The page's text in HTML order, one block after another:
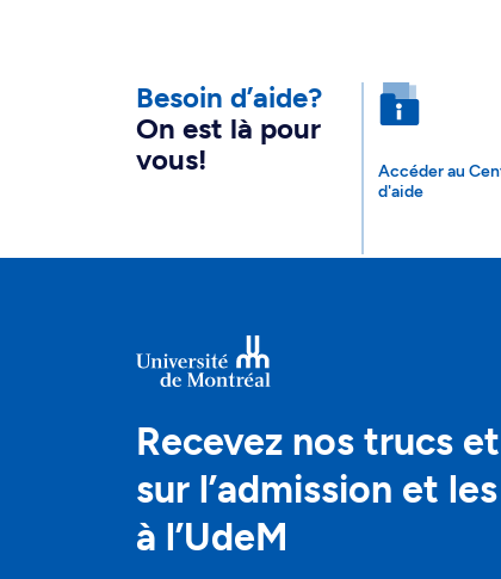
Besoin d’aide?
On est là pour
vous!
Accéder au
d'aide
Recevez nos trucs
sur l’admission et
à l’UdeM